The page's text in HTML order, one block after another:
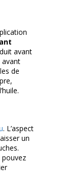
avant
avant
de
. L’aspect
un
pouvez